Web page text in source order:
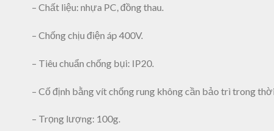
– Chất liệu: nhựa PC, đồng thau.
– Chống chịu điện áp 400V.
– Tiêu chuẩn chống bụi: IP20.
– Cố định bằng vít chống rung không cần bảo trì trong thời
– Trọng lượng: 100g.